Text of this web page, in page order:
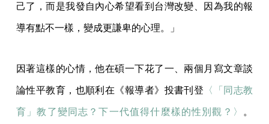
己了，而是我發自內心希望看到台灣改變、因為我的報
導有點不一樣，變成更謙卑的心理。」
因著這樣的心情，他在碩一下花了一、兩個月寫文章談
論性平教育，也順利在《報導者》投書刊登 〈 「同志教
育」教了變同志？下一代值得什麼樣的性別觀？〉 。